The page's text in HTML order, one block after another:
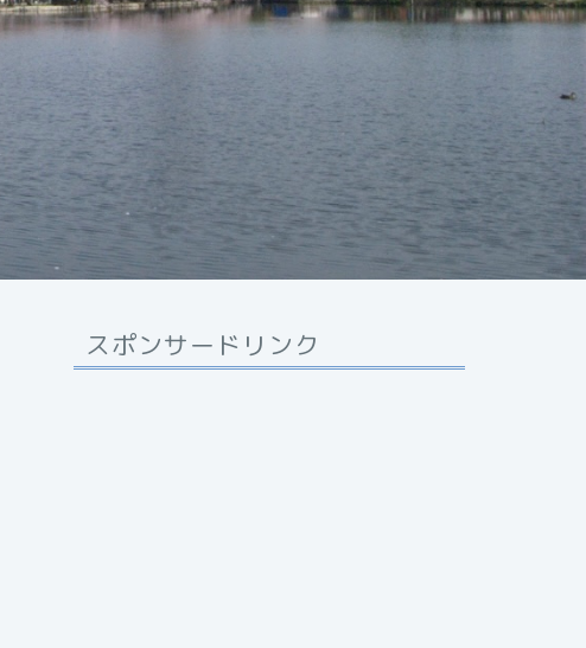
スポンサードリンク